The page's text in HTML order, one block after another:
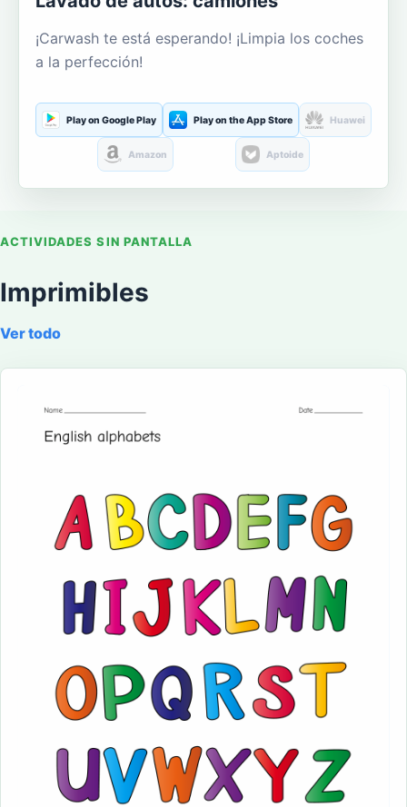
¡Carwash te está esperando! ¡Limpia los coches
a la perfección!
Play on Google Play Play on the App Store Huawei
Amazon Aptoide
ACTIVIDADES SIN PANTALLA
Imprimibles
Ver todo